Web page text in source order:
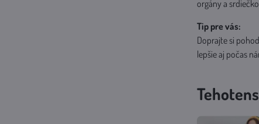
orgány a
Tip pre vás:
Doprajte si
lepšie aj počas